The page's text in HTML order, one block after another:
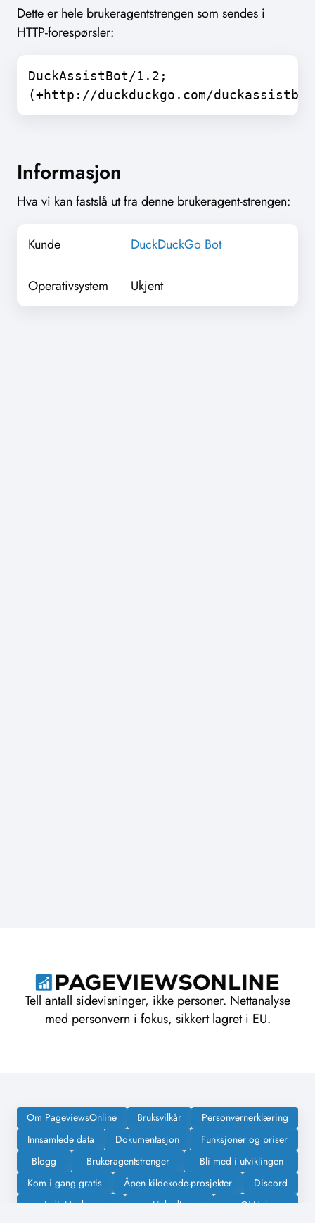
Dette er hele brukeragentstrengen som sendes i
HTTP-forespørsler:
DuckAssistBot/1.2;
(+http://duckduckgo.com/
Informasjon
Hva vi kan fastslå ut fra denne brukeragent-strengen:
Kunde DuckDuckGo Bot
Operativsystem Ukjent
Tell antall sidevisninger, ikke personer. Nettanalyse
med personvern i fokus, sikkert lagret i EU.
Om PageviewsOnline Bruksvilkår
Personvernerklæring
Innsamlede data
Dokumentasjon
Funksjoner og priser
Blogg
Brukeragentstrenger
Bli med i utviklingen
Kom i gang gratis
Åpen kildekode-prosjekter
Discord
IndieHackers
LinkedIn GitHub